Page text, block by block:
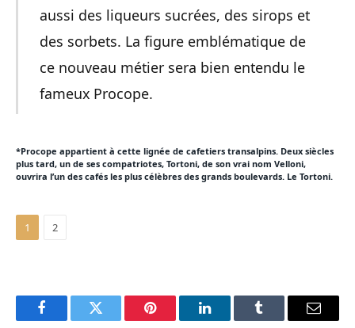
aussi des liqueurs sucrées, des sirops et
des sorbets. La figure emblématique de
ce nouveau métier sera bien entendu le
fameux Procope.
*Procope appartient à cette lignée de cafetiers transalpins. Deux siècles
plus tard, un de ses compatriotes, Tortoni, de son vrai nom Velloni,
ouvrira l’un des cafés les plus célèbres des grands boulevards. Le Tortoni.
1 2
FacebookTwitter Pinterest LinkedInTumblr Email